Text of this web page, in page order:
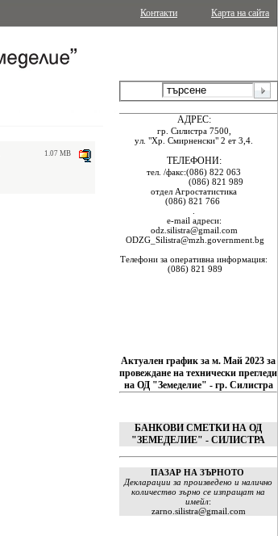
Карта на сайта
Контакти
1.07 MB
АДРЕС:
гр. Силистра 7500,
ул. "Хр. Смирненски" 2 ет 3,4
ТЕЛЕФОНИ:
тел. /факс:(086) 822 063
(086) 821 989
отдел Агростатистика
(086) 821 766
e-mail адреси:
odz.silistra@gmail.com
ODZG_Silistra@mzh.government.bg
Телефони за оперативна информация:
(086) 821 989
Актуален график за м. Май 2023 за
провеждане на технически прегледи
на ОД "Земеделие" - гр. Силистра
БАНКОВИ СМЕТКИ НА ОД
"ЗЕМЕДЕЛИЕ" - СИЛИСТРА
ПАЗАР НА ЗЪРНОТО
Декларации за произведено и налично
количество зърно се изпращат на
имейл:
zarno.silistra@gmail.com